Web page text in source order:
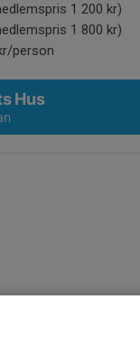
1 200 kr)
1 800 kr)
person
Hus